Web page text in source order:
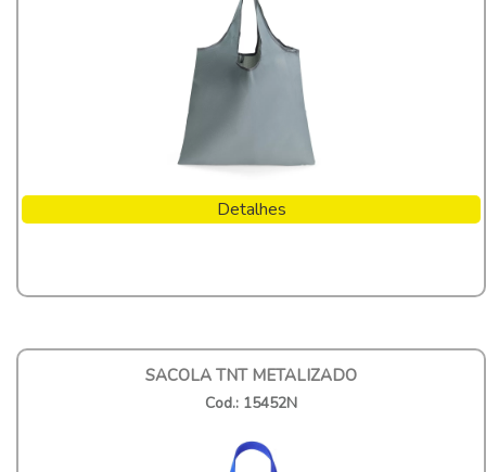
Detalhes
SACOLA TNT METALIZADO
Cod.: 15452N